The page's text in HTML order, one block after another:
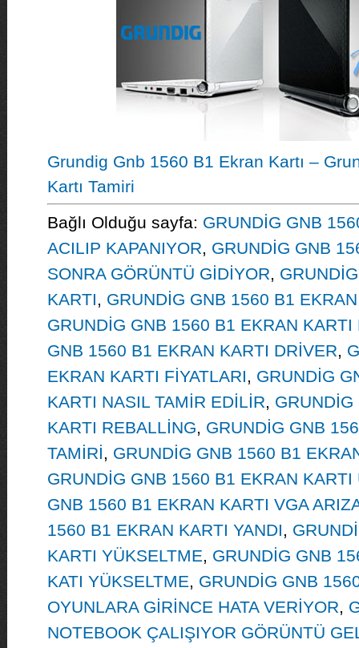
Grundig Gnb 1560 B1 Ekran Kartı –
Kartı Tamiri
Bağlı Olduğu sayfa: GRUNDİG GNB
ACILIP KAPANIYOR, GRUNDİG GNB
SONRA GÖRÜNTÜ GİDİYOR,
KARTI, GRUNDİG GNB 1560 B1
GRUNDİG GNB 1560 B1 EKRAN KARTI
GNB 1560 B1 EKRAN KARTI DRİVER,
EKRAN KARTI FİYATLARI, GRUNDİG
KARTI NASIL TAMİR EDİLİR,
KARTI REBALLİNG, GRUNDİG GNB
TAMİRİ, GRUNDİG GNB 1560 B1
GRUNDİG GNB 1560 B1 EKRAN KARTI
GNB 1560 B1 EKRAN KARTI VGA
1560 B1 EKRAN KARTI YANDI,
KARTI YÜKSELTME, GRUNDİG GNB
KATI YÜKSELTME, GRUNDİG GNB
OYUNLARA GİRİNCE HATA VERİYOR,
NOTEBOOK ÇALIŞIYOR GÖRÜNTÜ